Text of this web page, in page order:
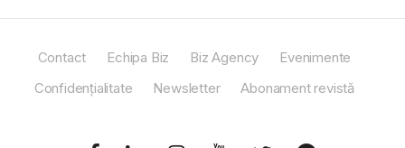
Contact Echipa Biz Biz Agency
Evenimente
Confidențialitate
Newsletter Abonament revistă